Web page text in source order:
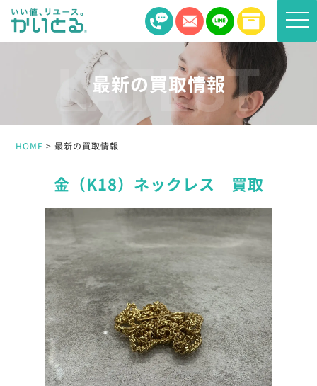
toggle
最新の買取情報
HOME 最新の買取情報
金（K18）ネックレス 買取